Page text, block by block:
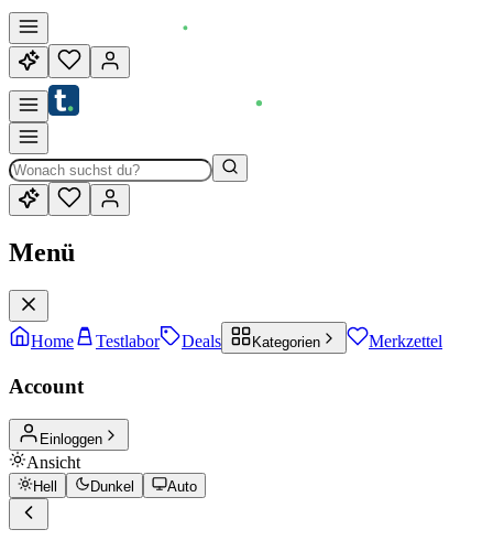
Menü
Home Testlabor Deals Kategorien Merkzettel
Account
Einloggen
Ansicht
Hell Dunkel Auto